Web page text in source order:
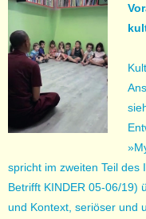
spricht im zweiten Teil des
Betrifft KINDER 05-06/19)
und Kontext, seriöser und